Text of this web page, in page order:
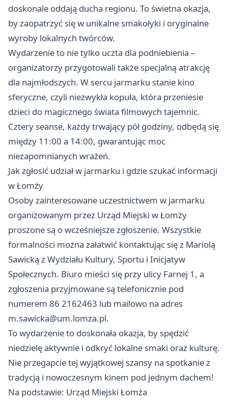
doskonale oddają ducha regionu. To świetna okazja,
by zaopatrzyć się w unikalne smakołyki i oryginalne
wyroby lokalnych twórców.
Wydarzenie to nie tylko uczta dla podniebienia –
organizatorzy przygotowali także specjalną atrakcję
dla najmłodszych. W sercu jarmarku stanie kino
sferyczne, czyli niezwykła kopuła, która przeniesie
dzieci do magicznego świata filmowych tajemnic.
Cztery seanse, każdy trwający pół godziny, odbędą się
między 11:00 a 14:00, gwarantując moc
niezapomnianych wrażeń.
Jak zgłosić udział w jarmarku i gdzie szukać informacji
w Łomży
Osoby zainteresowane uczestnictwem w jarmarku
organizowanym przez Urząd Miejski w Łomży
proszone są o wcześniejsze zgłoszenie. Wszystkie
formalności można załatwić kontaktując się z Mariolą
Sawicką z Wydziału Kultury, Sportu i Inicjatyw
Społecznych. Biuro mieści się przy ulicy Farnej 1, a
zgłoszenia przyjmowane są telefonicznie pod
numerem 86 2162463 lub mailowo na adres
m.sawicka@um.lomza.pl.
To wydarzenie to doskonała okazja, by spędzić
niedzielę aktywnie i odkryć lokalne smaki oraz kulturę.
Nie przegapcie tej wyjątkowej szansy na spotkanie z
tradycją i nowoczesnym kinem pod jednym dachem!
Na podstawie: Urząd Miejski Łomża